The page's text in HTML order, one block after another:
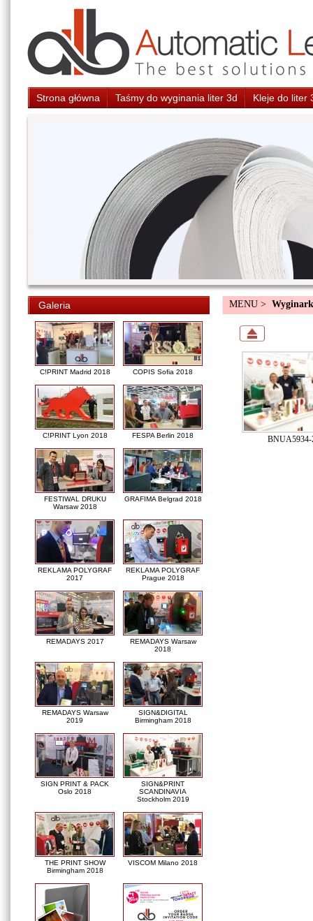
Strona główna Taśmy do wyginania liter 3d Kleje do liter
Galeria
C!PRINT Madrid 2018 COPIS Sofia 2018
C!PRINT Lyon 2018 FESPA Berlin 2018
FESTIWAL DRUKU
Warsaw 2018
GRAFIMA Belgrad 2018
REKLAMA POLYGRAF
2017
REKLAMA POLYGRAF
Prague 2018
REMADAYS 2017
REMADAYS Warsaw
2018
REMADAYS Warsaw
2019
SIGN&DIGITAL
Birmingham 2018
SIGN PRINT & PACK
Oslo 2018
SIGN&PRINT
SCANDINAVIA
Stockholm 2019
THE PRINT SHOW
Birmingham 2018
VISCOM Milano 2018
MENU >
BNUA5934-